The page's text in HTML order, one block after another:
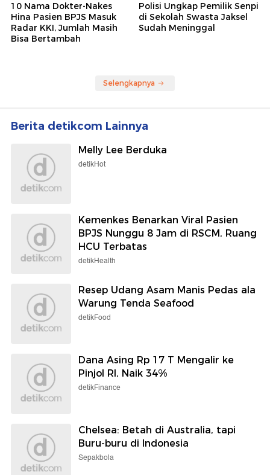
10 Nama Dokter-Nakes
Hina Pasien BPJS Masuk
Radar KKI, Jumlah Masih
Bisa Bertambah
Polisi Ungkap Pemilik Senpi
di Sekolah Swasta Jaksel
Sudah Meninggal
Selengkapnya
Berita detikcom Lainnya
Melly Lee Berduka
detikHot
Kemenkes Benarkan Viral Pasien
BPJS Nunggu 8 Jam di RSCM, Ruang
HCU Terbatas
detikHealth
Resep Udang Asam Manis Pedas ala
Warung Tenda Seafood
detikFood
Dana Asing Rp 17 T Mengalir ke
Pinjol RI, Naik 34%
detikFinance
Chelsea: Betah di Australia, tapi
Buru-buru di Indonesia
Sepakbola